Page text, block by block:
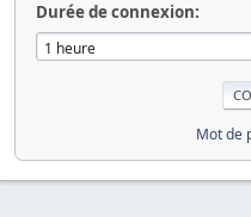
Durée de connexion:
Mot de